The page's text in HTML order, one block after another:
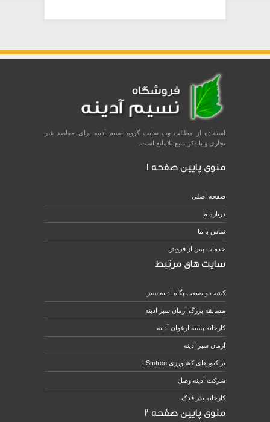
استفاده از مطالب وب سایت گروه نسیم آدینه برای مقاصد غیر
تجاری و با ذکر منبع بلامانع است.
منوی پایین صفحه 1
صفحه اصلی
درباره ما
تماس با ما
خدمات پس از فروش
سایت های مرتبط
کشت و صنعت پگاه ادینه سبز
مسابقه بزرگ آرمان سبز ادینه
کارخانه پسته ارغوان آدینه
آرمان سبز آدینه
تراکتورهای کشاورزی LSmtron
شرکت آدینه وصل
کارخانه بذر فدک
منوی پایین صفحه 2